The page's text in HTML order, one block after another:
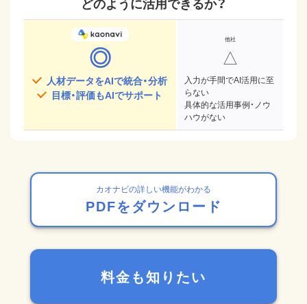
◎
人材データをAIで統合・分析
目標・評価もAIでサポート
△
入力が手間でAI活用に至
らない
具体的な活用事例・ノウ
ハウがない
カオナビの詳しい機能がわかる
PDFをダウンロード
料金も知りたい